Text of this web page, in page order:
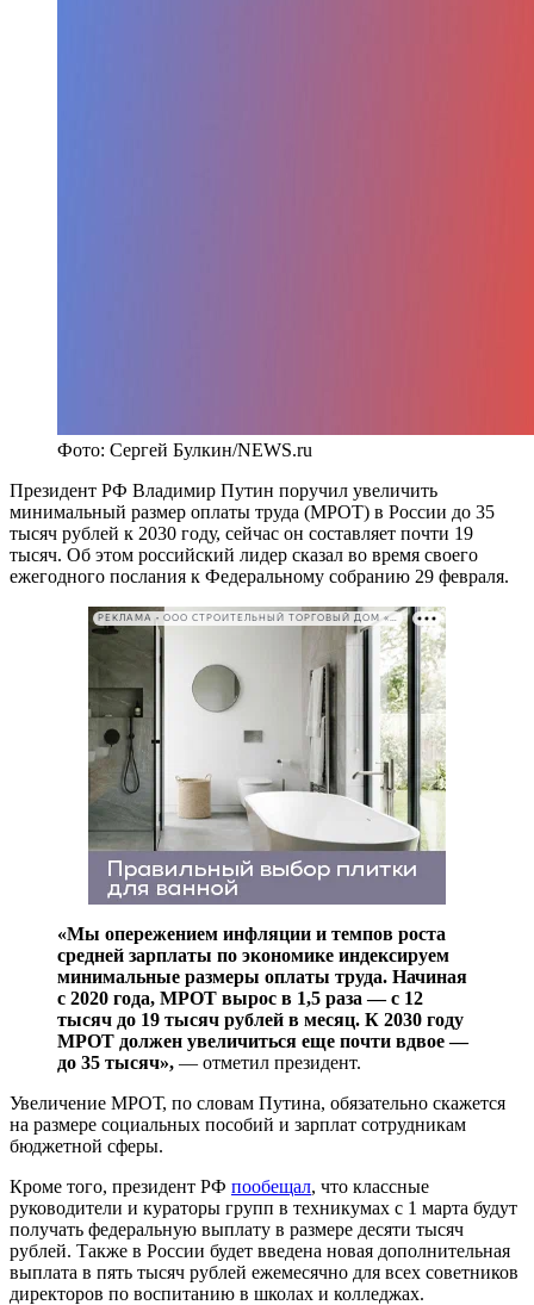
Фото: Сергей Булкин/NEWS.ru
Президент РФ Владимир Путин поручил увеличить
минимальный размер оплаты труда (МРОТ) в России до 35
тысяч рублей к 2030 году, сейчас он составляет почти 19
тысяч. Об этом российский лидер сказал во время своего
ежегодного послания к Федеральному собранию 29 февраля.
РЕКЛАМА • ООО СТРОИТЕЛЬНЫЙ ТОРГОВЫЙ ДОМ «ПЕТРОВИЧ». ИНН: 7802348846
«Мы опережением инфляции и темпов роста
средней зарплаты по экономике индексируем
минимальные размеры оплаты труда. Начиная
с 2020 года, МРОТ вырос в 1,5 раза — с 12
тысяч до 19 тысяч рублей в месяц. К 2030 году
МРОТ должен увеличиться еще почти вдвое —
до 35 тысяч», — отметил президент.
Увеличение МРОТ, по словам Путина, обязательно скажется
на размере социальных пособий и зарплат сотрудникам
бюджетной сферы.
Кроме того, президент РФ пообещал, что классные
руководители и кураторы групп в техникумах с 1 марта будут
получать федеральную выплату в размере десяти тысяч
рублей. Также в России будет введена новая дополнительная
выплата в пять тысяч рублей ежемесячно для всех советников
директоров по воспитанию в школах и колледжах.